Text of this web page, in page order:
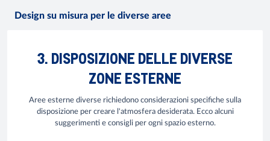
Design su misura per le diverse aree
3. DISPOSIZIONE DELLE DIVERSE
ZONE ESTERNE
Aree esterne diverse richiedono considerazioni specifiche sulla
disposizione per creare l'atmosfera desiderata. Ecco alcuni
suggerimenti e consigli per ogni spazio esterno.